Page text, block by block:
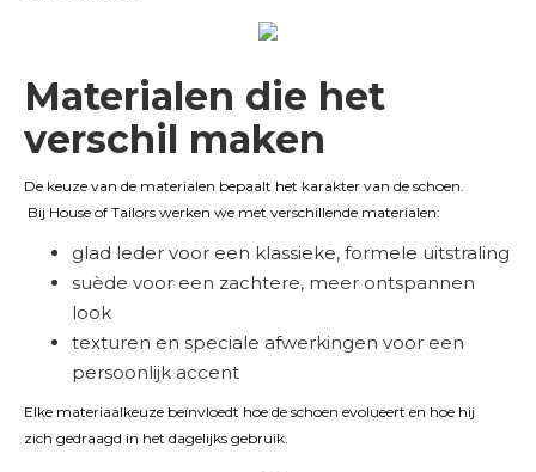
Materialen die het
verschil maken
De keuze van de materialen bepaalt het karakter van de schoen.
Bij House of Tailors werken we met verschillende materialen:
glad leder voor een klassieke, formele uitstraling
suède voor een zachtere, meer ontspannen
look
texturen en speciale afwerkingen voor een
persoonlijk accent
Elke materiaalkeuze beïnvloedt hoe de schoen evolueert en hoe hij
zich gedraagd in het dagelijks gebruik.